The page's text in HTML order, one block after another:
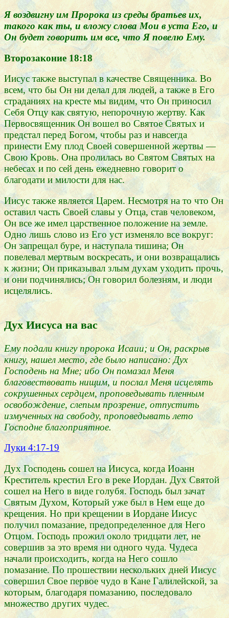
Я воздвигну им Пророка из среды братьев их,
такого как ты, и вложу слова Мои в уста Его, и
Он будет говорить им все, что Я повелю Ему.
Второзаконие 18:18
Иисус также выступал в качестве Священника. Во
всем, что бы Он ни делал для людей, а также в Его
страданиях на кресте мы видим, что Он приносил
Себя Отцу как святую, непорочную жертву. Как
Первосвященник Он вошел во Святое Святых и
предстал перед Богом, чтобы раз и навсегда
принести Ему плод Своей совершенной жертвы —
Свою Кровь. Она пролилась во Святом Святых на
небесах и по сей день ежедневно говорит о
благодати и милости для нас.
Иисус также является Царем. Несмотря на то что Он
оставил часть Своей славы у Отца, став человеком,
Он все же имел царственное положение на земле.
Одно лишь слово из Его уст изменяло все вокруг:
Он запрещал буре, и наступала тишина; Он
повелевал мертвым воскресать, и они возвращались
к жизни; Он приказывал злым духам уходить прочь,
и они подчинялись; Он говорил болезням, и люди
исцелялись.
Дух Иисуса на вас
Ему подали книгу пророка Исаии; и Он, раскрыв
книгу, нашел место, где было написано: Дух
Господень на Мне; ибо Он помазал Меня
благовествовать нищим, и послал Меня исцелять
сокрушенных сердцем, проповедывать пленным
освобождение, слепым прозрение, отпустить
измученных на свободу, проповедывать лето
Господне благоприятное.
Луки 4:17-19
Дух Господень сошел на Иисуса, когда Иоанн
Креститель крестил Его в реке Иордан. Дух Святой
сошел на Него в виде голубя. Господь был зачат
Святым Духом, Который уже был в Нем еще до
крещения. Но при крещении в Иордане Иисус
получил помазание, предопределенное для Него
Отцом. Господь прожил около тридцати лет, не
совершив за это время ни одного чуда. Чудеса
начали происходить, когда на Него сошло
помазание. По прошествии нескольких дней Иисус
совершил Свое первое чудо в Кане Галилейской, за
которым, благодаря помазанию, последовало
множество других чудес.